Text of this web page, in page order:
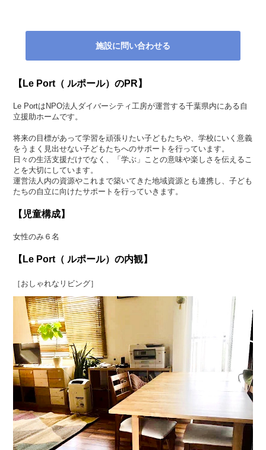
施設に問い合わせる
【Le Port（ ルポール）のPR】
Le PortはNPO法人ダイバーシティ工房が運営する千葉県内にある自
立援助ホームです。
将来の目標があって学習を頑張りたい子どもたちや、学校にいく意義
をうまく見出せない子どもたちへのサポートを行っています。
日々の生活支援だけでなく、「学ぶ」ことの意味や楽しさを伝えるこ
とを大切にしています。
運営法人内の資源やこれまで築いてきた地域資源とも連携し、子ども
たちの自立に向けたサポートを行っていきます。
【児童構成】
女性のみ６名
【Le Port（ ルポール）の内観】
［おしゃれなリビング］